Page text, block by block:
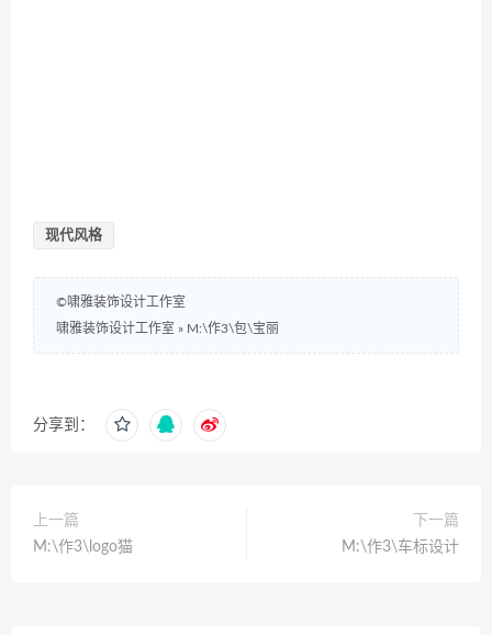
现代风格
©啸雅装饰设计工作室
啸雅装饰设计工作室 » M:\作3\包\宝丽
分享到：
上一篇
M:\作3\logo猫
下一篇
M:\作3\车标设计